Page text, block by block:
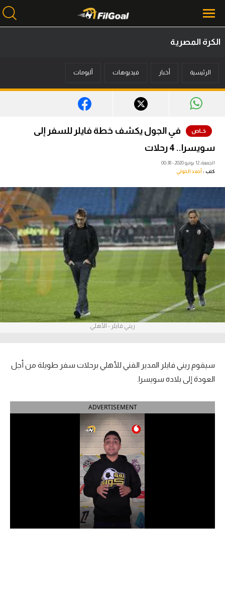
أخبار
ميركاتو
فانتازي في الجول
عدسات
ركن الألعاب
بطولات
أمريكا 2026
الدوري الإسباني
الدوري الإيطالي
الدوري السعودي للمحترفين
دوري أبطال إفريقيا
الكرة المصرية
الرئيسية أخبار فيديوهات ألبومات
في الجول يكشف خطة فايلر للسفر إلى
سويسرا.. 4 رحلات
الجمعة، 12 يونيو 2020 - 00:38
كتب : أحمد الخولي
ريني فايلر - الأهلي
سيقوم ريني فايلر المدير الفني للأهلي برحلات سفر طويلة من أجل
العودة إلى بلاده سويسرا.
ADVERTISEMENT